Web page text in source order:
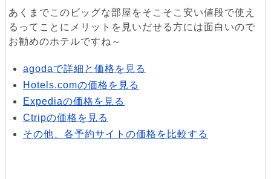
あくまでこのビッグな部屋をそこそこ安い値段で使え
るってことにメリットを見いだせる方には面白いので
お勧めのホテルですね～
agodaで詳細と価格を見る
Hotels.comの価格を見る
Expediaの価格を見る
Ctripの価格を見る
その他、各予約サイトの価格を比較する